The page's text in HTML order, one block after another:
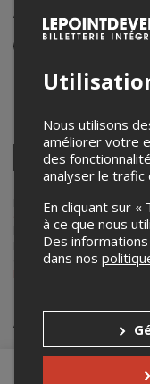
Avec
Événement en
18h00 – 19h00 /
Partagez cet
Facebook
Twitter
Linkedin
Lepointdevente.com
Coureur des Boisdans le
billets pour ses
Pour plus
contacter l’organisateur
Achat de
Nous utilisons
améliorer votre
des
analyser le trafic
En cliquant sur
à ce que nous
Des
dans nos